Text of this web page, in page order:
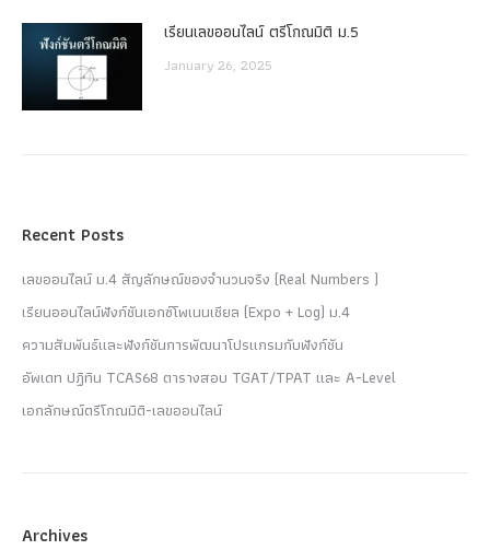
เรียนเลขออนไลน์ ตรีโกณมิติ ม.5
January 26, 2025
Recent Posts
เลขออนไลน์ ม.4 สัญลักษณ์ของจำนวนจริง (Real Numbers )
เรียนออนไลน์ฟังก์ชันเอกซ์โพเนนเชียล (Expo + Log) ม.4
ความสัมพันธ์และฟังก์ชันการพัฒนาโปรแกรมกับฟังก์ชัน
อัพเดท ปฏิทิน TCAS68 ตารางสอบ TGAT/TPAT และ A-Level
เอกลักษณ์ตรีโกณมิติ-เลขออนไลน์
Archives